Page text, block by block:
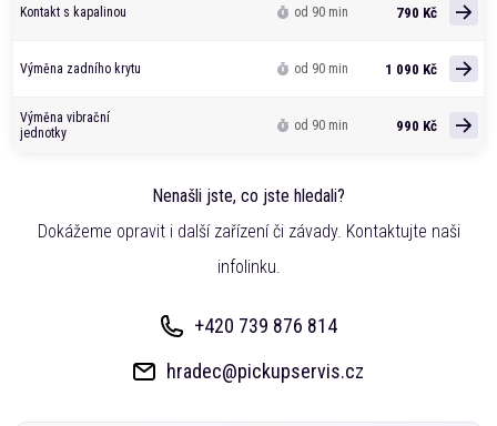
Kontakt s kapalinou od 90 min 790 Kč
Výměna zadního krytu od 90 min 1 090 Kč
Výměna vibrační
jednotky
od 90 min 990 Kč
Nenašli jste, co jste hledali?
Dokážeme opravit i další zařízení či závady. Kontaktujte naši
infolinku.
+420 739 876 814
hradec@pickupservis.cz